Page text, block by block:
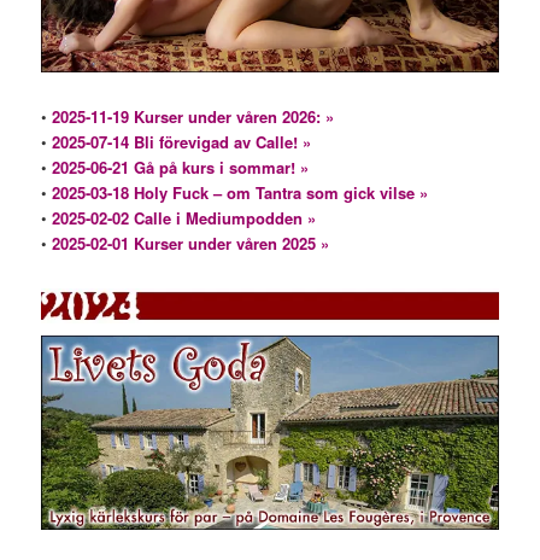
•2025-11-19 Kurser under våren 2026: »
•2025-07-14 Bli förevigad av Calle! »
•2025-06-21 Gå på kurs i sommar! »
•2025-03-18 Holy Fuck – om Tantra som gick vilse »
•2025-02-02 Calle i Mediumpodden »
•2025-02-01 Kurser under våren 2025 »